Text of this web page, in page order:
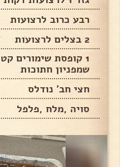
רבע כרוב לרצועות
2 בצלים לרצועות
1 קופסת שימורים
שמפניון חתוכות
חצי חב' נודלס
סויה ,מלח ,פלפל